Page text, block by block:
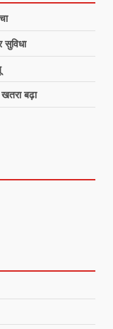
सुविधा
खतरा बढ़ा